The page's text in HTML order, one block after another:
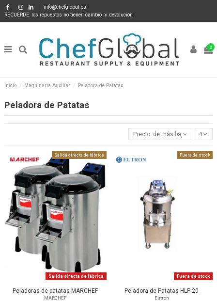
info@chefglobal.es
RECUERDE: los repuestos no tienen cambio ni devolución
0
Inicio Maquinaria Auxiliar Peladora de Patatas
Peladora de Patatas
Precio: de más bajo a más alto
4
Salida directa de fábrica
Salida directa de fábrica
Peladoras de patatas MARCHEF
MARCHEF
Fuera de stock
Fuera de stock
Peladora de Patatas HLP-20
Eutron